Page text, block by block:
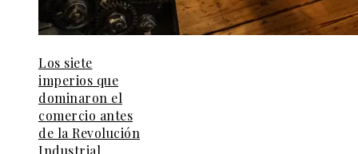
Los siete
imperios que
dominaron el
comercio antes
de la Revolución
Industrial